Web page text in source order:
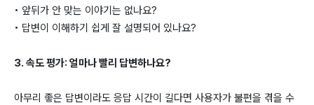
• 앞뒤가 안 맞는 이야기는 없나요?
• 답변이 이해하기 쉽게 잘 설명되어 있나요?
3. 속도 평가: 얼마나 빨리 답변하나요?
아무리 좋은 답변이라도 응답 시간이 길다면 사용자가 불편을 겪을 수